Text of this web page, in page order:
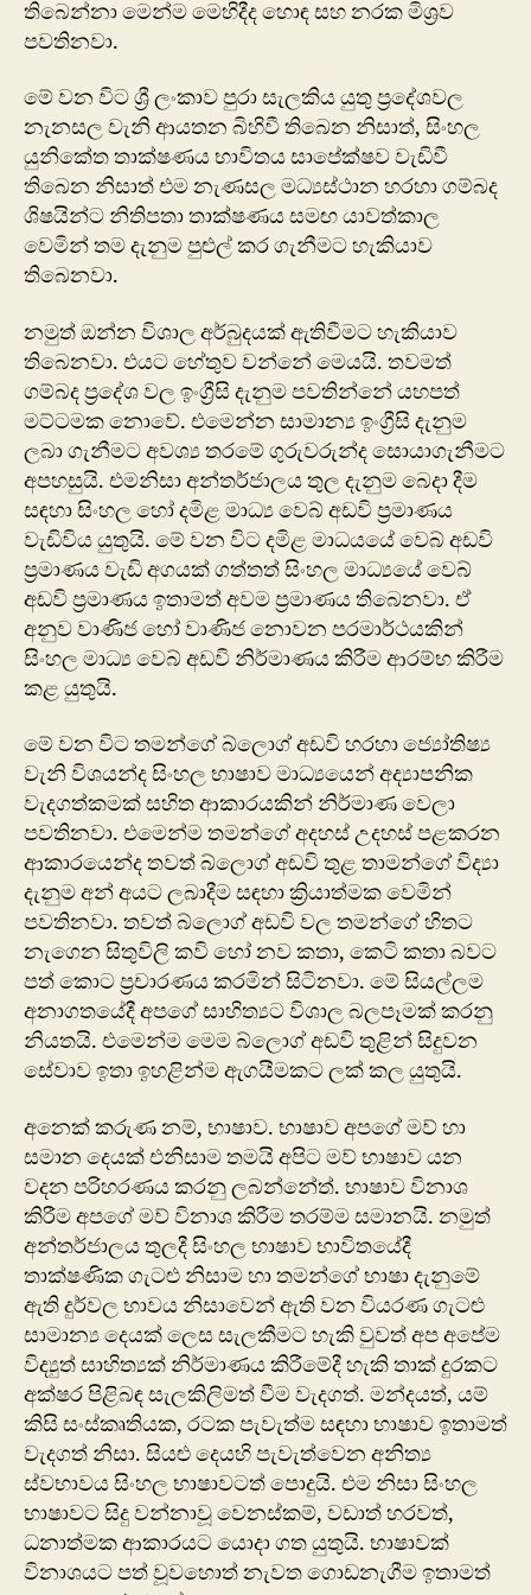
තිබෙන්නා මෙන්ම මෙහිදීද හොඳ සහ නරක මිශ්‍රව
පවතිනවා.
මේ වන විට ශ්‍රී ලංකාව පුරා සැලකිය යුතු ප්‍රදේශවල
නැනසල වැනි ආයතන බිහිවී තිබෙන නිසාත්, සිංහල
යුනිකේත තාක්ෂණය භාවිතය සාපේක්ෂව වැඩිවී
තිබෙන නිසාත් එම නැණසල මධ්‍යස්ථාන හරහා ගම්බද
ශිෂයින්ට නිතිපතා තාක්ෂණය සමඟ යාවත්කාල
වෙමින් තම දැනුම පුළුල් කර ගැනීමට හැකියාව
තිබෙනවා.
නමුත් ඔන්න විශාල අර්බුදයක් ඇතිවීමට හැකියාව
තිබෙනවා. එයට හේතුව වන්නේ මෙයයි. තවමත්
ගම්බද ප්‍රදේශ වල ඉංග්‍රීසි දැනුම පවතින්නේ යහපත්
මට්ටමක නොවේ. එමෙන්න සාමාන්‍ය ඉංග්‍රීසි දැනුම
ලබා ගැනීමට අවශ්‍ය තරමේ ගුරුවරුන්ද සොයාගැනීමට
අපහසුයි. එමනිසා අන්තර්ජාලය තුල දැනුම බෙදා දීම
සඳහා සිංහල හෝ දමිළ මාධ්‍ය වෙබ් අඩවි ප්‍රමාණය
වැඩිවිය යුතුයි. මේ වන විට දමිළ මාධ‍යයේ වෙබ් අඩවි
ප්‍රමාණය වැඩි අගයක් ගත්තත් සිංහල මාධ්‍යයේ වෙබ්
අඩවි ප්‍රමාණය ඉතාමත් අවම ප්‍රමාණය තිබෙනවා. ඒ
අනුව වාණිජ හෝ වාණිජ නොවන පරමාර්ථයකින්
සිංහල මාධ්‍ය වෙබ් අඩවි නිර්මාණය කිරීම ආරම්භ කිරීම
කළ යුතුයි.
මේ වන විට තමන්ගේ බ්ලොග් අඩවි හරහා ජ්‍යෝතිෂ්‍ය
වැනි විශයන්ද සිංහල භාෂාව මාධ්‍යයෙන් අද්‍යාපනික
වැදගත්කමක් සහිත ආකාරයකින් නිර්මාණ වෙලා
පවතිනවා. එමෙන්ම තමන්ගේ අදහස් උදහස් පළකරන
ආකාරයෙන්ද තවත් බ්ලොග් අඩවි තුළ තාමන්ගේ විද්‍යා
දැනුම අන් අයට ලබාදීම සඳහා ක්‍රියාත්මක වෙමින්
පවතිනවා. තවත් බ්ලොග් අඩවි වල තමන්ගේ හිතට
නැගෙන සිතුවිලි කවි හෝ නව කතා, කෙටි කතා බවට
පත් කොට ප්‍රචාරණය කරමින් සිටිනවා. මේ සියල්ලම
අනාගතයේදී අපගේ සාහිත්‍යට විශාල බලපෑමක් කරනු
නියතයි. එමෙන්ම මෙම බ්ලොග් අඩවි තුළින් සිදුවන
සේවාව ඉතා ඉහළින්ම ඇගයීමකට ලක් කල යුතුයි.
අනෙක් කරුණ නම්, භාෂාව. භාෂාව අපගේ මව් හා
සමාන දෙයක් එනිසාම තමයි අපිට මව් භාෂාව යන
වදන පරිහරණය කරනු ලබන්නේත්. භාෂාව විනාශ
කිරීම අපගේ මව් විනාශ කිරීම තරම්ම සමානයි. නමුත්
අන්තර්ජාලය තුලදී සිංහල භාෂාව භාවිතයේදී
තාක්ෂණික ගැටළු නිසාම හා තමන්ගේ භාෂා දැනුමේ
ඇති දුර්වල භාවය නිසාවෙන් ඇති වන වියරණ ගැටළු
සාමාන්‍ය දෙයක් ලෙස සැලකීමට හැකි වුවත් අප අපේම
විද්‍යුත් සාහිත්‍යක් නිර්මාණය කිරීමේදී හැකි තාක් දුරකට
අක්ෂර පිළිබඳ සැලකිලිමත් වීම වැදගත්. මන්දයත්, යම්
කිසි සංස්කෘතියක, රටක පැවැත්ම සඳහා භාෂාව ඉතාමත්
වැදගත් නිසා. සියළු දෙයහි පැවැත්වෙන අනිත්‍ය
ස්වභාවය සිංහල භාෂාවටත් පොදුයි. එම නිසා සිංහල
භාෂාවට සිදු වන්නාවූ වෙනස්කම්, වඩාත් හරවත්,
ධනාත්මක ආකාරයට යොදා ගත යුතුයි. භාෂාවක්
විනාශයට පත් වූවහොත් නැවත ගොඩනැගීම ඉතාමත්